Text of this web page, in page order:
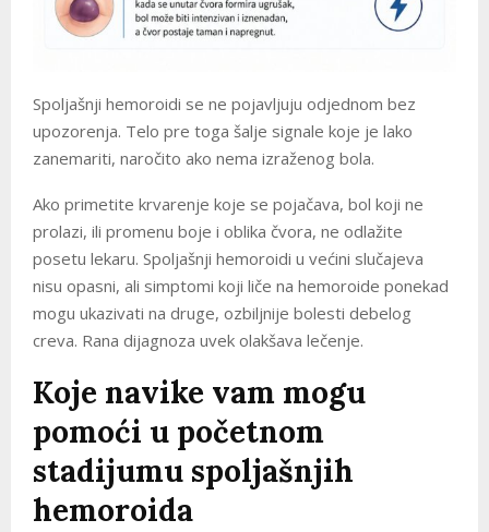
Spoljašnji hemoroidi se ne pojavljuju odjednom bez
upozorenja. Telo pre toga šalje signale koje je lako
zanemariti, naročito ako nema izraženog bola.
Ako primetite krvarenje koje se pojačava, bol koji ne
prolazi, ili promenu boje i oblika čvora, ne odlažite
posetu lekaru. Spoljašnji hemoroidi u većini slučajeva
nisu opasni, ali simptomi koji liče na hemoroide ponekad
mogu ukazivati na druge, ozbiljnije bolesti debelog
creva. Rana dijagnoza uvek olakšava lečenje.
Koje navike vam mogu
pomoći u početnom
stadijumu spoljašnjih
hemoroida